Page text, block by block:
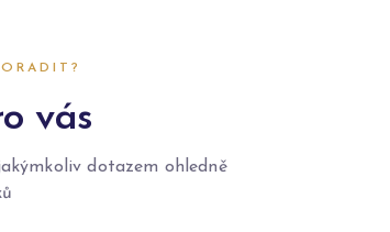
vás
dotazem ohledně